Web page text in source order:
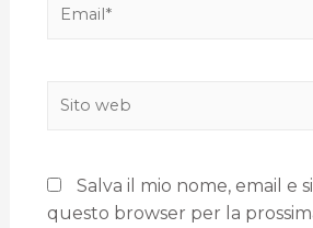
Salva il mio nome, email e
questo browser per la